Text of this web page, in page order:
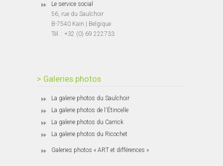
Le service social
56, rue du Saulchoir
B-7540 Kain | Belgique
Tél. : +32 (0) 69 222733
> Galeries photos
La galerie photos du Saulchoir
La galerie photos de l'Étincelle
La galerie photos du Carrick
La galerie photos du Ricochet
Galeries photos « ART et différences »